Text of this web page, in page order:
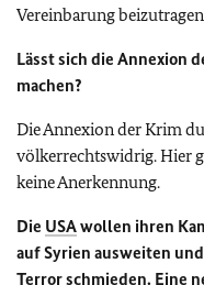
Vereinbarung
Lässt sich die Annexion
machen?
Die Annexion der Krim
völkerrechtswidrig. Hier
keine Anerkennung.
Die USAwollen ihren
auf Syrien ausweiten
Terror schmieden. Eine